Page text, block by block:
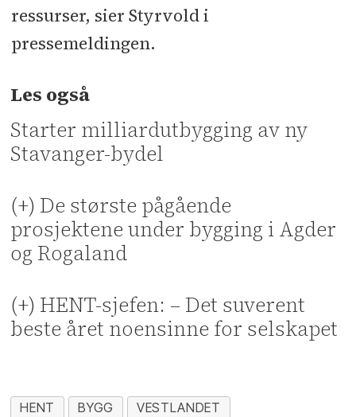
ressurser, sier Styrvold i
pressemeldingen.
Les også
Starter milliardutbygging av ny
Stavanger-bydel
(+) De største pågående
prosjektene under bygging i Agder
og Rogaland
(+) HENT-sjefen: – Det suverent
beste året noensinne for selskapet
HENT BYGG VESTLANDET